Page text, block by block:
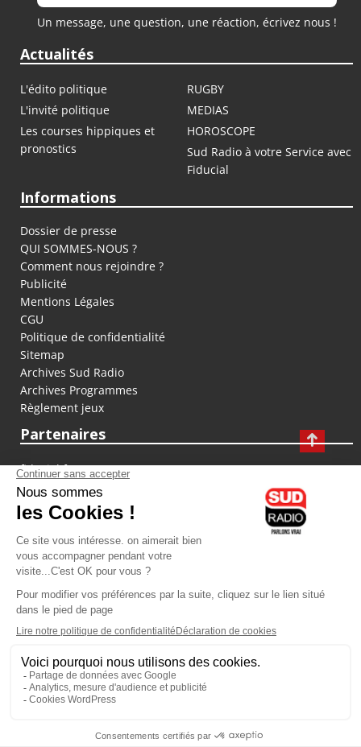
Un message, une question, une réaction, écrivez nous !
Actualités
L'édito politique
RUGBY
L'invité politique
MEDIAS
Les courses hippiques et
pronostics
HOROSCOPE
Sud Radio à votre Service avec
Fiducial
Informations
Dossier de presse
QUI SOMMES-NOUS ?
Comment nous rejoindre ?
Publicité
Mentions Légales
CGU
Politique de confidentialité
Sitemap
Archives Sud Radio
Archives Programmes
Règlement jeux
Partenaires
fiducial.fr
lyoncapitale.fr
olympique-et-lyonnais.com
L'application Iphone / Android
Téléchargez l'application
Les cookies
Gestion des cookies
Crédit photos : ©Sud Radio / Pierre Olivier